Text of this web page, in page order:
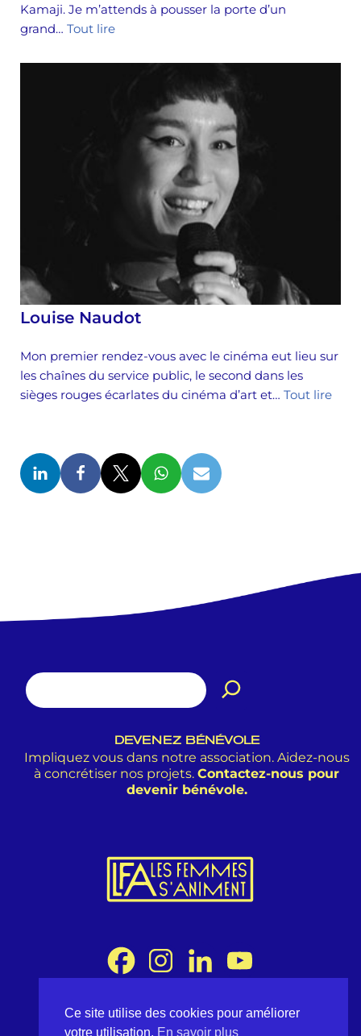
Kamaji. Je m’attends à pousser la porte d’un
grand… Tout lire
Louise Naudot
Mon premier rendez-vous avec le cinéma eut lieu sur
les chaînes du service public, le second dans les
sièges rouges écarlates du cinéma d’art et… Tout lire
DEVENEZ BÉNÉVOLE
Impliquez vous dans notre association. Aidez-nous
à concrétiser nos projets. Contactez-nous pour
devenir bénévole.
Association Les Femmes s'Animent
Ce site utilise des cookies pour améliorer
votre utilisation. En savoir plus